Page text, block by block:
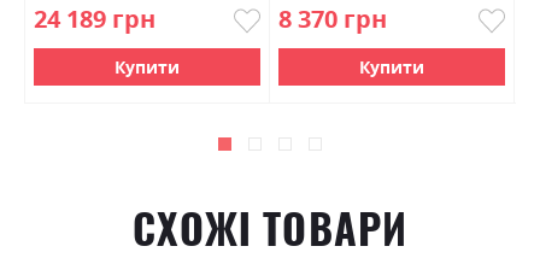
24 189 грн
Купити
8 370 грн
Купити
СХОЖІ ТОВАРИ